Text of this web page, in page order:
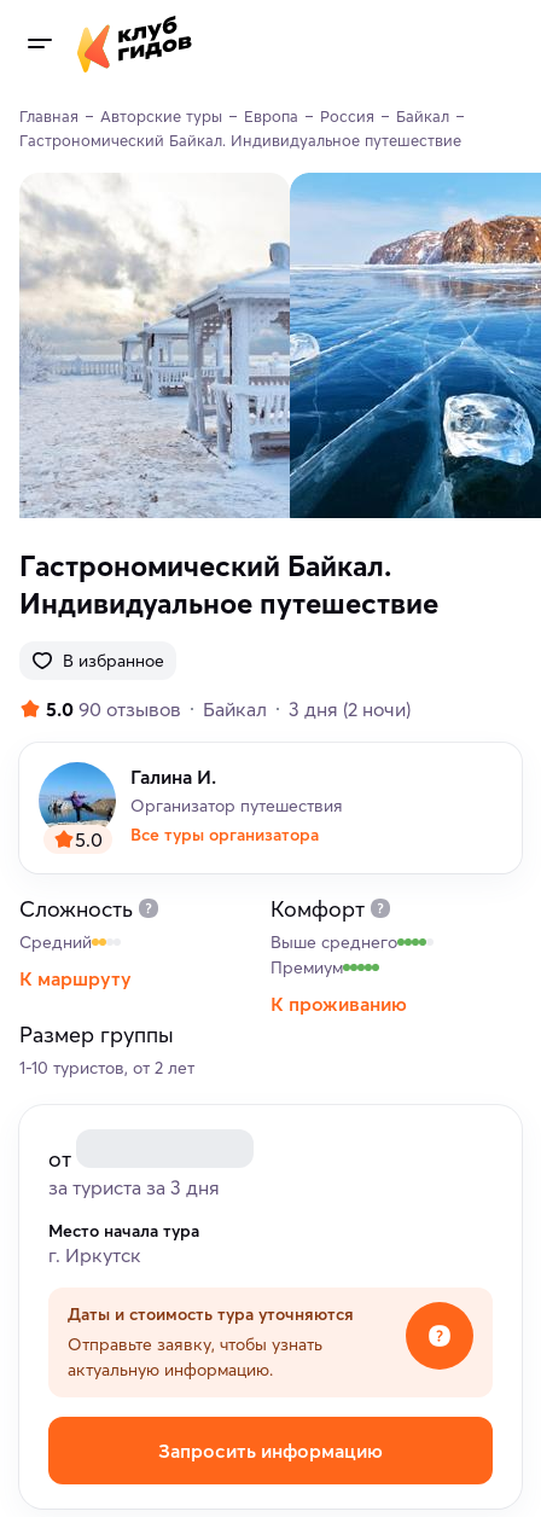
Главная Авторские туры Европа Россия
Байкал
Гастрономический Байкал. Индивидуальное путешествие
Гастрономический Байкал.
Индивидуальное путешествие
В избранное
5.0 90 отзывов Байкал 3 дня (2 ночи)
5.0
Галина И.
Организатор путешествия
Все туры организатора
Сложность
Средний
К маршруту
Комфорт
Выше среднего
Премиум
К проживанию
Размер группы
1-10 туристов, от 2 лет
от
за туриста за 3 дня
Место начала тура
г. Иркутск
Даты и стоимость тура уточняются
Отправьте заявку, чтобы узнать
актуальную информацию.
Запросить информацию